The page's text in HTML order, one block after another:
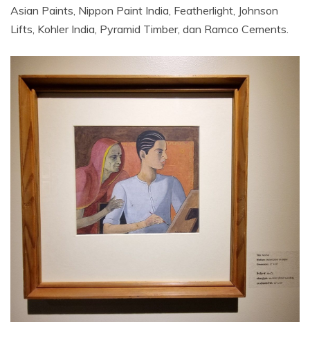
Asian Paints, Nippon Paint India, Featherlight, Johnson
Lifts, Kohler India, Pyramid Timber, dan Ramco Cements.